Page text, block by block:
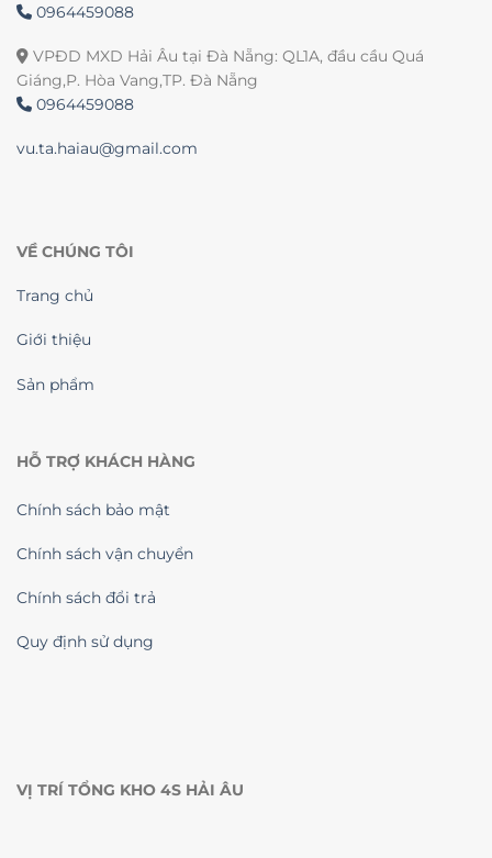
0964459088
VPĐD MXD Hải Âu tại Đà Nẵng: QL1A, đầu cầu Quá
Giáng,P. Hòa Vang,TP. Đà Nẵng
0964459088
vu.ta.haiau@gmail.com
VỀ CHÚNG TÔI
Trang chủ
Giới thiệu
Sản phẩm
HỖ TRỢ KHÁCH HÀNG
Chính sách bảo mật
Chính sách vận chuyển
Chính sách đổi trả
Quy định sử dụng
VỊ TRÍ TỔNG KHO 4S HẢI ÂU